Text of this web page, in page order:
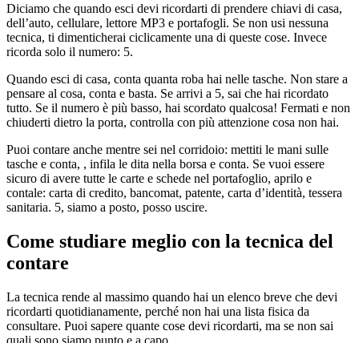
Diciamo che quando esci devi ricordarti di prendere chiavi di casa,
dell’auto, cellulare, lettore MP3 e portafogli. Se non usi nessuna
tecnica, ti dimenticherai ciclicamente una di queste cose. Invece
ricorda solo il numero: 5.
Quando esci di casa, conta quanta roba hai nelle tasche. Non stare a
pensare al cosa, conta e basta. Se arrivi a 5, sai che hai ricordato
tutto. Se il numero è più basso, hai scordato qualcosa! Fermati e non
chiuderti dietro la porta, controlla con più attenzione cosa non hai.
Puoi contare anche mentre sei nel corridoio: mettiti le mani sulle
tasche e conta, , infila le dita nella borsa e conta. Se vuoi essere
sicuro di avere tutte le carte e schede nel portafoglio, aprilo e
contale: carta di credito, bancomat, patente, carta d’identità, tessera
sanitaria. 5, siamo a posto, posso uscire.
Come studiare meglio con la tecnica del
contare
La tecnica rende al massimo quando hai un elenco breve che devi
ricordarti quotidianamente, perché non hai una lista fisica da
consultare. Puoi sapere quante cose devi ricordarti, ma se non sai
quali sono siamo punto e a capo.